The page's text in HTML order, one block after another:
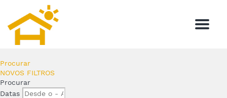
Menú
Procurar
NOVOS FILTROS
Procurar
Datas